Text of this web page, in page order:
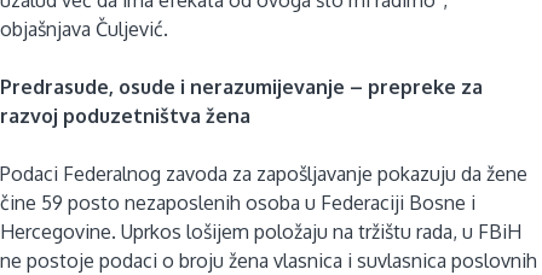
objašnjava Čuljević.
Predrasude, osude i nerazumijevanje – prepreke za
razvoj poduzetništva žena
Podaci Federalnog zavoda za zapošljavanje pokazuju da žene
čine 59 posto nezaposlenih osoba u Federaciji Bosne i
Hercegovine. Uprkos lošijem položaju na tržištu rada, u FBiH
ne postoje podaci o broju žena vlasnica i suvlasnica poslovnih